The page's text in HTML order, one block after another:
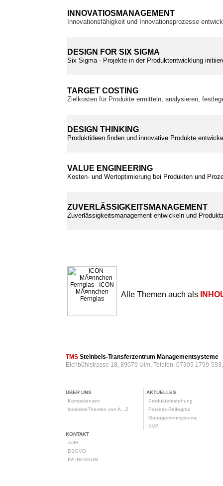
INNOVATIOSMANAGEMENT
Innovationsfähigkeit und Innovationsprozesse
DESIGN FOR SIX SIGMA
Six Sigma - Projekte in der Produktentwicklung
TARGET COSTING
Zielkosten für Produkte ermitteln, analysieren,
DESIGN THINKING
Produktideen finden und innovative Produkte
VALUE ENGINEERING
Kosten- und Wertoptimierung bei Produkten und
ZUVERLÄSSIGKEITSMANAGEMENT
Zuverlässigkeitsmanagement entwickeln und
Alle Themen auch als
TMS Steinbeis-Transferzentrum Managementsysteme
Eichbühlstrasse 18, 89079 Ulm, Telefon: 07305 1799-
ÜBER UNS
Kompetenzen
konkreteThemen von A...Z
AKTUELLES
Produktentstehung
Prozess-Reifegrad
Managementsysteme
KVP
KONTAKT
AGB
DSGVO
IMPRESSUM